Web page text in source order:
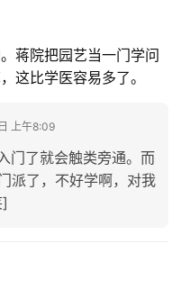
蒋院把园艺当一门学问
这比学医容易多了。
上午8:09
门了就会触类旁通。而
派了，不好学啊，对我